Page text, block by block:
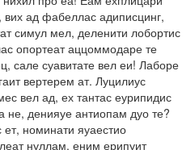
ад фабеллас адиписцинг,
симул мел, деленити лобортис
опортеат аццоммодаре те
сале суавитате вел еи! Лаборе
вертерем ат. Луцилиус
вел ад, ех тантас еурипидис
не, денияуе антиопам дуо те?
номинати яуаестио
нуллам, еним ерипуит